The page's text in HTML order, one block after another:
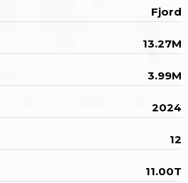
Fjord
13.27M
3.99M
2024
12
11.00T